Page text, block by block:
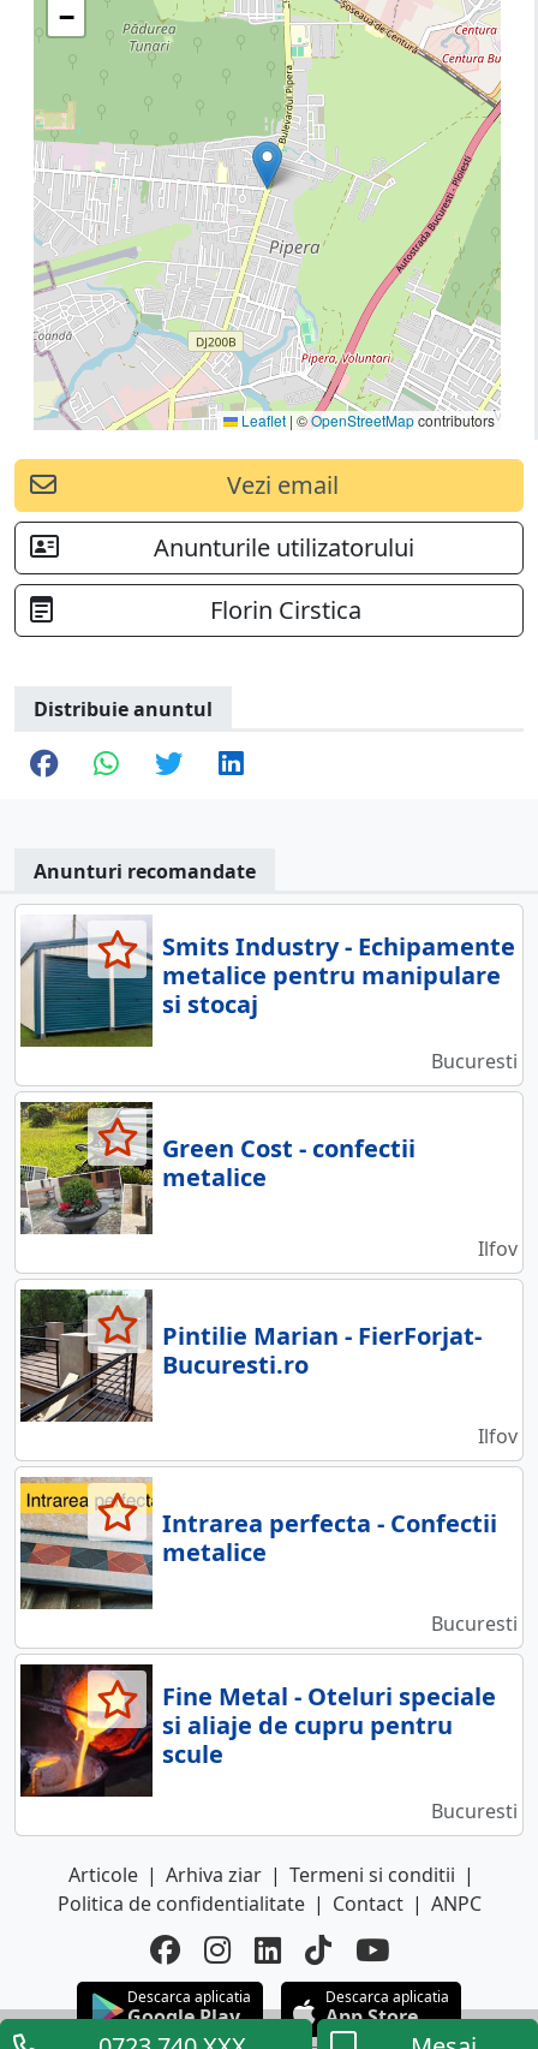
−
Leaflet | ©OpenStreetMapcontributors
Vezi email
Anunturile utilizatorului
Florin Cirstica
Distribuie anuntul
Anunturi recomandate
Smits Industry - Echipamente
metalice pentru manipulare
si stocaj
Bucuresti
Green Cost - confectii
metalice
Ilfov
Pintilie Marian - FierForjat-
Bucuresti.ro
Ilfov
Intrarea perfecta - Confectii
metalice
Bucuresti
Fine Metal - Oteluri speciale
si aliaje de cupru pentru
scule
Bucuresti
Articole | Arhiva ziar | Termeni si conditii |
Politica de confidentialitate | Contact | ANPC
Descarca aplicatia
Google Play
Descarca aplicatia
App Store